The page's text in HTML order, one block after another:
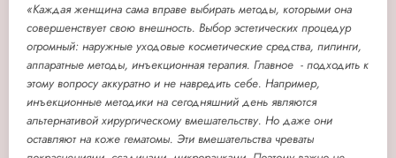
«Каждая женщина сама вправе выбирать методы, которыми она
совершенствует свою внешность. Выбор эстетических процедур
огромный: наружные уходовые косметические средства, пилинги,
аппаратные методы, инъекционная терапия. Главное - подходить к
этому вопросу аккуратно и не навредить себе. Например,
инъекционные методики на сегодняшний день являются
альтернативой хирургическому вмешательству. Но даже они
оставляют на коже гематомы. Эти вмешательства чреваты